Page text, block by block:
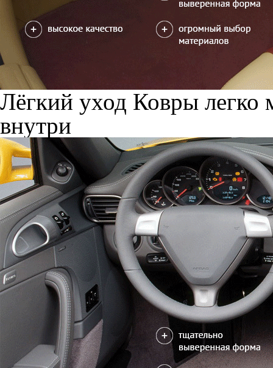
Лёгкий уход Ковры легко
внутри